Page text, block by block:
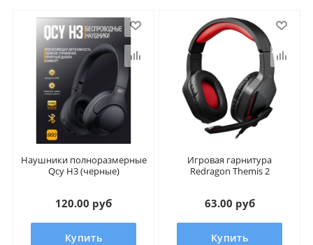
Наушники полноразмерные
Qcy H3 (черные)
120.00 руб
Купить
Игровая гарнитура
Redragon Themis 2
63.00 руб
Купить